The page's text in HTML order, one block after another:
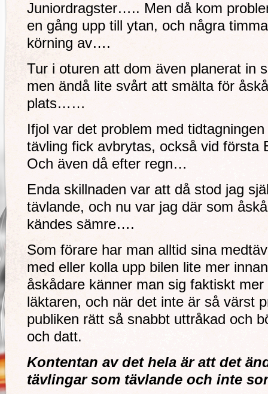
Juniordragster….. Men då kom
en gång upp till ytan, och några
körning av….
Tur i oturen att dom även planerat in
men ändå lite svårt att smälta för
plats……
Ifjol var det problem med
tävling fick avbrytas, också vid
Och även då efter regn…
Enda skillnaden var att då stod jag
tävlande, och nu var jag där som
kändes sämre….
Som förare har man alltid sina
med eller kolla upp bilen lite mer
åskådare känner man sig faktiskt
läktaren, och när det inte är så värst
publiken rätt så snabbt uttråkad och
och datt.
Kontentan av det hela är att det
tävlingar som tävlande och inte